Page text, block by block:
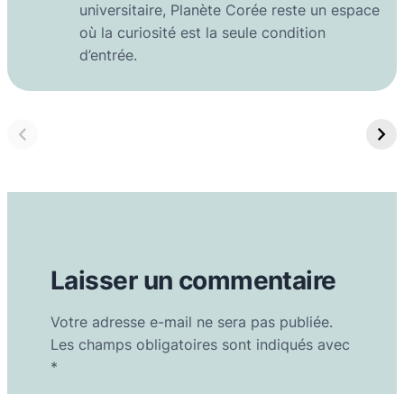
universitaire, Planète Corée reste un espace
où la curiosité est la seule condition
d’entrée.
Laisser un commentaire
Votre adresse e-mail ne sera pas publiée.
Les champs obligatoires sont indiqués avec
*